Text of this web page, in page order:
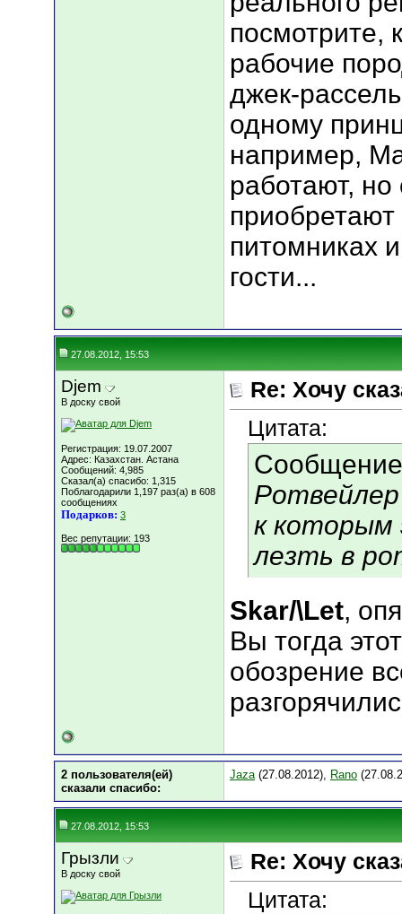
посмотрите,
рабочие
джек-
одному
например,
работают,
питомниках
гости...
27.08.2012, 15:53
Djem
В доску свой
Регистрация: 19.07.2007
Адрес: Казахстан. Астана
Сообщений: 4,985
Сказал(а) спасибо: 1,315
Поблагодарили 1,197 раз(а) в 608
сообщениях
Подарков: 3
Вес репутации: 193
Re: Хочу
Цитата:
Ротвейлер
к которым
лезть в
Skar/\Let,
Вы тогда
обозрение
2 пользователя(ей)
сказали cпасибо:
Jaza(27.08.2012), Rano
27.08.2012, 15:53
Грызли
В доску свой
Re: Хочу
Цитата: